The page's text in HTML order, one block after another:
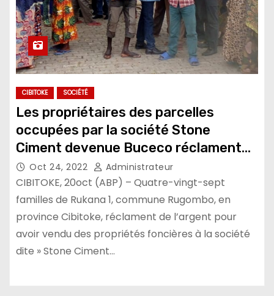
CIBITOKE SOCIÉTÉ
Les propriétaires des parcelles
occupées par la société Stone
Ciment devenue Buceco réclament
de l’argent
Oct 24, 2022 Administrateur
CIBITOKE, 20oct (ABP) – Quatre-vingt-sept
familles de Rukana 1, commune Rugombo, en
province Cibitoke, réclament de l’argent pour
avoir vendu des propriétés foncières à la société
dite » Stone Ciment…